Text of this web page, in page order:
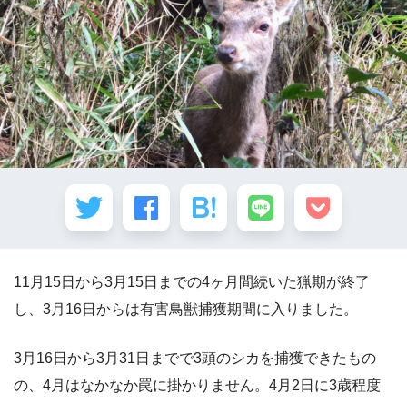
11月15日から3月15日までの4ヶ月間続いた猟期が終了
し、3月16日からは有害鳥獣捕獲期間に入りました。
3月16日から3月31日までで3頭のシカを捕獲できたもの
の、4月はなかなか罠に掛かりません。4月2日に3歳程度